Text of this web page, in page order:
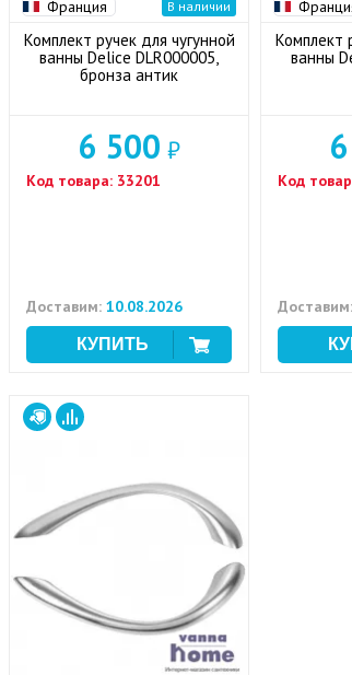
Франция В наличии
Комплект ручек для чугунной
ванны Delice DLR000005,
бронза антик
6 500 ₽
Код товара: 33201
Доставим: 10.08.2026
Комплект
ванны
Код
Доставим: